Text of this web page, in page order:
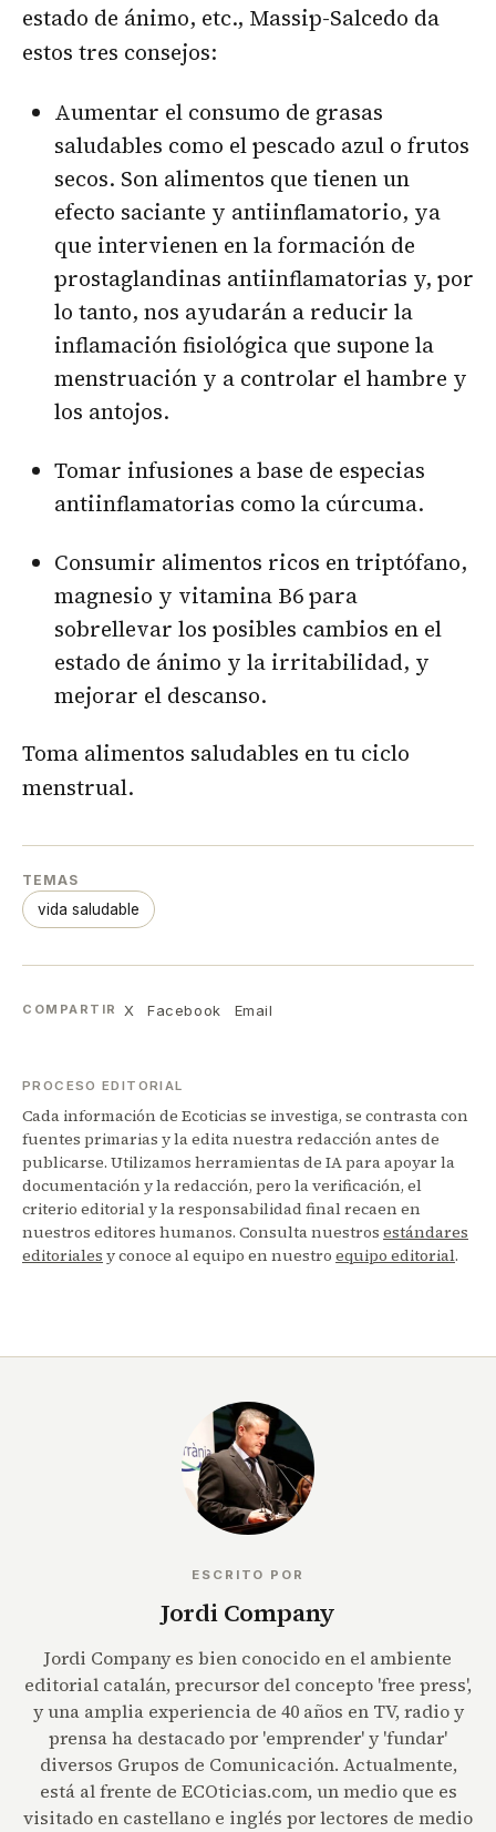
estado de ánimo, etc., Massip-Salcedo da
estos tres consejos:
Aumentar el consumo de grasas
saludables como el pescado azul o frutos
secos. Son alimentos que tienen un
efecto saciante y antiinflamatorio, ya
que intervienen en la formación de
prostaglandinas antiinflamatorias y, por
lo tanto, nos ayudarán a reducir la
inflamación fisiológica que supone la
menstruación y a controlar el hambre y
los antojos.
Tomar infusiones a base de especias
antiinflamatorias como la cúrcuma.
Consumir alimentos ricos en triptófano,
magnesio y vitamina B6 para
sobrellevar los posibles cambios en el
estado de ánimo y la irritabilidad, y
mejorar el descanso.
Toma alimentos saludables en tu ciclo
menstrual.
TEMAS
vida saludable
COMPARTIR X Facebook Email
PROCESO EDITORIAL
Cada información de Ecoticias se investiga, se contrasta con
fuentes primarias y la edita nuestra redacción antes de
publicarse. Utilizamos herramientas de IA para apoyar la
documentación y la redacción, pero la verificación, el
criterio editorial y la responsabilidad final recaen en
nuestros editores humanos. Consulta nuestros estándares
editoriales y conoce al equipo en nuestro equipo editorial.
ESCRITO POR
Jordi Company
Jordi Company es bien conocido en el ambiente
editorial catalán, precursor del concepto 'free press',
y una amplia experiencia de 40 años en TV, radio y
prensa ha destacado por 'emprender' y 'fundar'
diversos Grupos de Comunicación. Actualmente,
está al frente de ECOticias.com, un medio que es
visitado en castellano e inglés por lectores de medio